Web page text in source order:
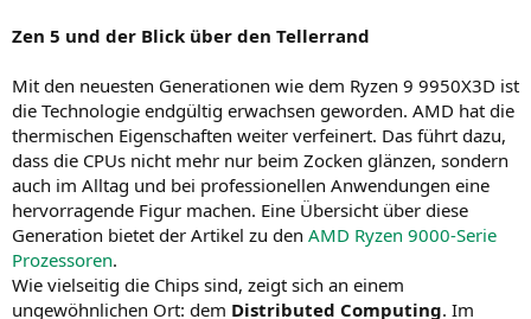
Zen 5 und der Blick über den Tellerrand
Mit den neuesten Generationen wie dem Ryzen 9 9950X3D ist
die Technologie endgültig erwachsen geworden. AMD hat die
thermischen Eigenschaften weiter verfeinert. Das führt dazu,
dass die CPUs nicht mehr nur beim Zocken glänzen, sondern
auch im Alltag und bei professionellen Anwendungen eine
hervorragende Figur machen. Eine Übersicht über diese
Generation bietet der Artikel zu den AMD Ryzen 9000-Serie
Prozessoren.
Wie vielseitig die Chips sind, zeigt sich an einem
ungewöhnlichen Ort: dem Distributed Computing. Im